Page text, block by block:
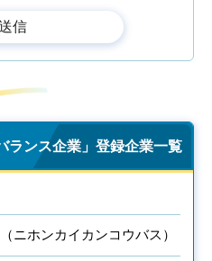
ランス企業」登録企業一覧
ニホンカイカンコウバス）